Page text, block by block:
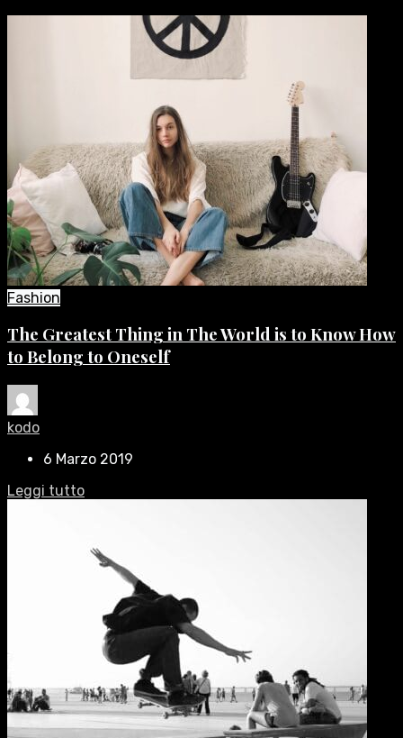
Fashion
The Greatest Thing in The World is to Know How
to Belong to Oneself
kodo
6 Marzo 2019
Leggi tutto